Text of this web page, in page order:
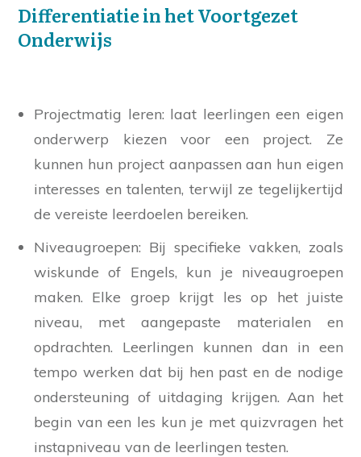
Differentiatie in het Voortgezet
Onderwijs
Projectmatig leren: laat leerlingen een eigen
onderwerp kiezen voor een project. Ze
kunnen hun project aanpassen aan hun eigen
interesses en talenten, terwijl ze tegelijkertijd
de vereiste leerdoelen bereiken.
Niveaugroepen: Bij specifieke vakken, zoals
wiskunde of Engels, kun je niveaugroepen
maken. Elke groep krijgt les op het juiste
niveau, met aangepaste materialen en
opdrachten. Leerlingen kunnen dan in een
tempo werken dat bij hen past en de nodige
ondersteuning of uitdaging krijgen. Aan het
begin van een les kun je met quizvragen het
instapniveau van de leerlingen testen.